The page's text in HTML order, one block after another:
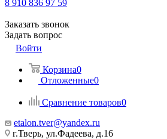
8 910 836 97 59
Заказать звонок
Задать вопрос
Войти
Корзина0
Отложенные0
Сравнение товаров0
etalon.tver@yandex.ru
г.Тверь, ул.Фадеева, д.16